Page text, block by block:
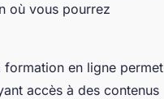
où vous pourrez
formation en ligne permet
accès à des contenus